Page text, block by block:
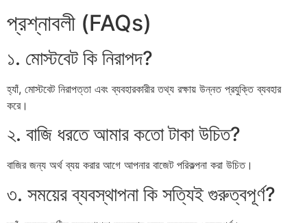
প্রশ্নাবলী (FAQs)
১. মোস্টবেট কি নিরাপদ?
হ্যাঁ, মোস্টবেট নিরাপত্তা এবং ব্যবহারকারীর তথ্য রক্ষায় উন্নত প্রযুক্তি ব্যবহার
করে।
২. বাজি ধরতে আমার কতো টাকা উচিত?
বাজির জন্য অর্থ ব্যয় করার আগে আপনার বাজেট পরিকল্পনা করা উচিত।
৩. সময়ের ব্যবস্থাপনা কি সত্যিই গুরুত্বপূর্ণ?